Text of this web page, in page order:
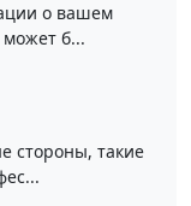
о вашем
б...
стороны, такие